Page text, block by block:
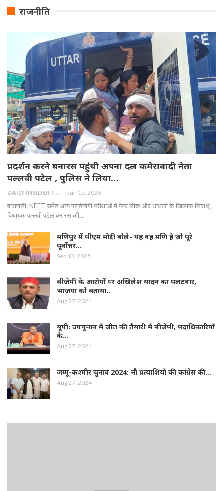
राजनीति
प्रदर्शन करने बनारस पहुंची अपना दल कमेरावादी नेता
पल्लवी पटेल , पुलिस ने लिया…
DAILY INSIDER TEAM Jun 15, 2026
वाराणसी: NEET समेत अन्य प्रतियोगी परीक्षाओं में पेपर लीक और धांधली के खिलाफ सिराथू
विधायक पल्लवी पटेल बनारस की…
मणिपुर में पीएम मोदी बोले- यह वह मणि है जो पूरे
पूर्वोत्तर…
Sep 13, 2025
बीजेपी के आरोपों पर अखिलेश यादव का पलटवार,
भाजपा को बताया…
Aug 27, 2024
यूपी: उपचुनाव में जीत की तैयारी में बीजेपी, पदाधिकारियों
के…
Aug 27, 2024
जम्‍मू-कश्‍मीर चुनाव 2024: नौ प्रत्‍याशियों की कांग्रेस की…
Aug 27, 2024